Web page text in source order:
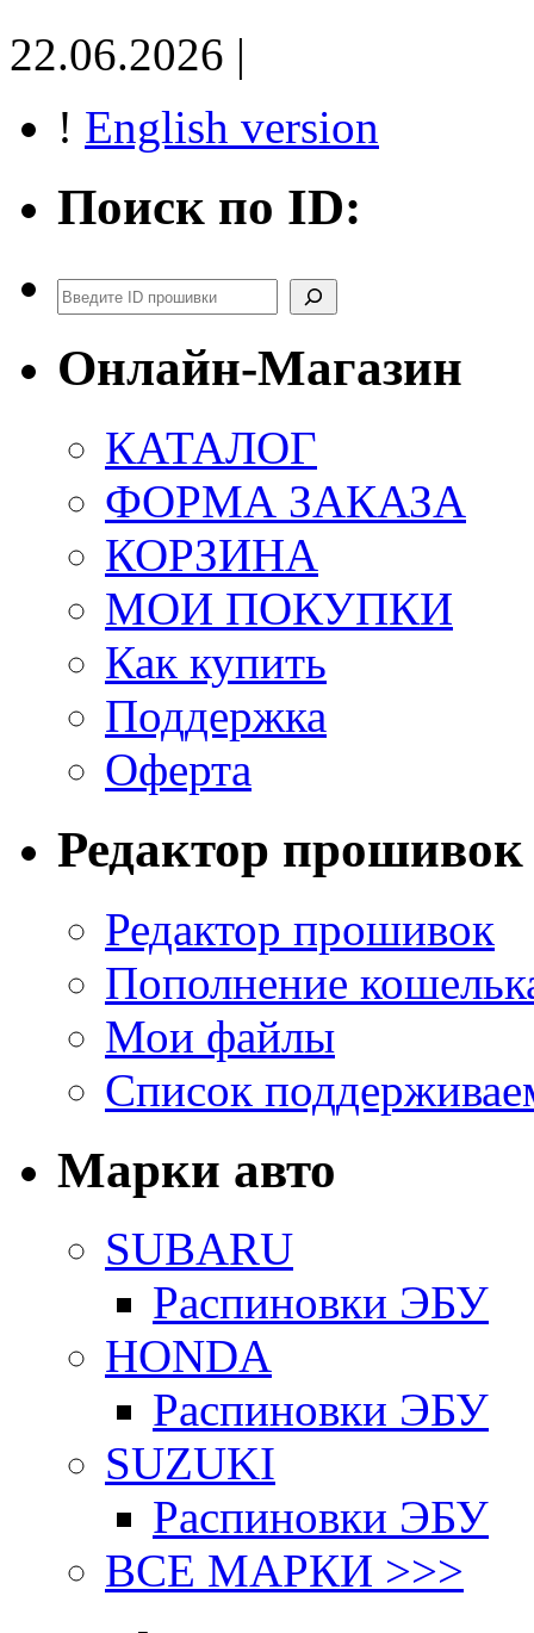
22.06.2026 |
! English version
Поиск по ID:
Поиск
Онлайн-Магазин
КАТАЛОГ
ФОРМА ЗАКАЗА
КОРЗИНА
МОИ ПОКУПКИ
Как купить
Поддержка
Оферта
Редактор прошивок
Редактор прошивок
Пополнение
Мои файлы
Список
Марки авто
SUBARU
Распиновки ЭБУ
HONDA
Распиновки ЭБУ
SUZUKI
Распиновки ЭБУ
ВСЕ МАРКИ >>>